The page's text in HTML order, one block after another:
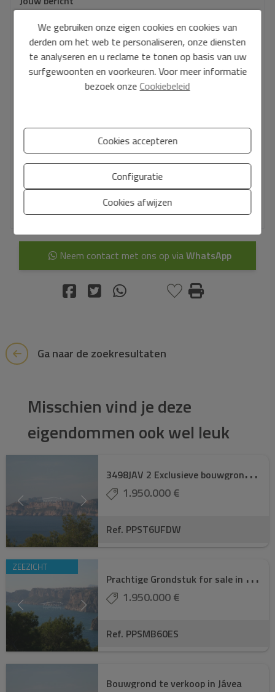
Basisinformatie over gegevensbescherming op basis van de
Europese Verordening Gegevensbescherming (EU) 2016/679
Ik accepteer commerciële zendingen
Stuur een aanvraag
Neem contact met ons op viaWhatsApp
Ga naar de zoekresultaten
Misschien vind je deze
eigendommen ook wel leuk
3
498JAV 2 Exclusieve bouwgronden te koop
1.950.000 €
Ref. PPST6UFDW
ZEEZICHT P
rachtige Grondstuk for sale in Costa Nova Am ...
1.950.000 €
Ref. PPSMB60ES
Bouwgrond te verkoop in Jávea
We gebruiken onze eigen cookies en cookies van
derden om het web te personaliseren, onze diensten
te analyseren en u reclame te tonen op basis van uw
surfgewoonten en voorkeuren. Voor meer informatie
bezoek onze Cookiebeleid
Cookies accepteren
Configuratie
Cookies afwijzen